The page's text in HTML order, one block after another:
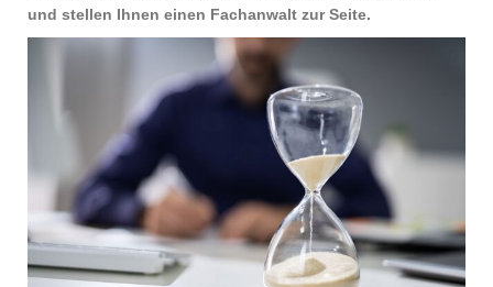
und stellen Ihnen einen Fachanwalt zur Seite.